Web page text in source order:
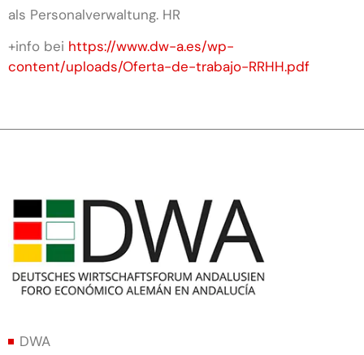
als Personalverwaltung. HR
+info bei https://www.dw-a.es/wp-
content/uploads/Oferta-de-trabajo-RRHH.pdf
DWA